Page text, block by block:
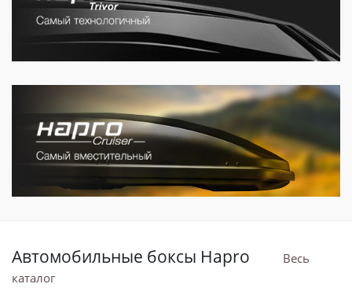
Автомобильные боксы Hapro
Весь
каталог